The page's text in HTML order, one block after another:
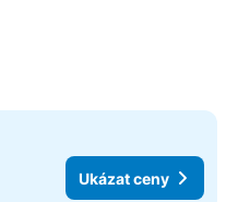
Ukázat ceny